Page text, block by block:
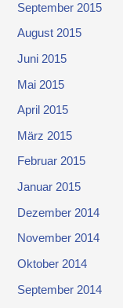
September 2015
August 2015
Juni 2015
Mai 2015
April 2015
März 2015
Februar 2015
Januar 2015
Dezember 2014
November 2014
Oktober 2014
September 2014